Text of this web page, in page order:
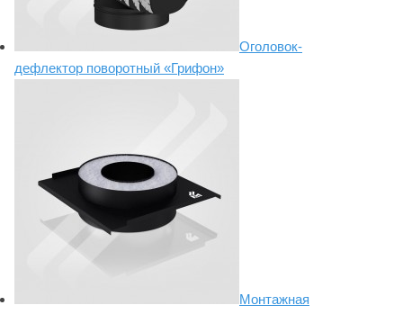
Оголовок-
дефлектор поворотный «Грифон»
Монтажная